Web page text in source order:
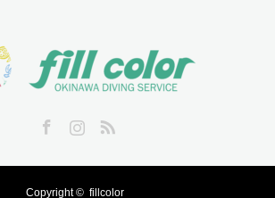
Copyright © fillcolor